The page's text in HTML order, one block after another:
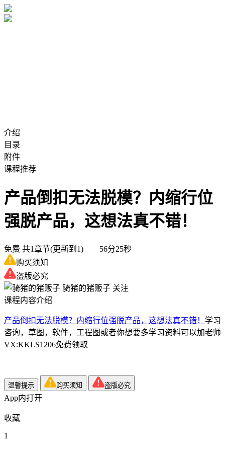
介绍
目录
附件
课程推荐
产品倒扣无法脱模？内缩行位
强脱产品，这想法真不错！
免费 共1章节(更新到1) 56分25秒
购买须知
盗版必究
骑猪的猪贩子 关注
课程内容介绍
产品倒扣无法脱模？内缩行位强脱产品，这想法真不错！ 学习
咨询，草图，软件，工程图或者你想要多学习资料可以加老师
VX:KKLS1206免费领取
温馨提示 购买须知 盗版必究
App内打开
收藏
1